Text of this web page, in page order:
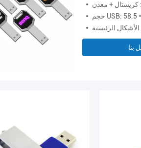
كريستال + معدن
الأشكال الرئيسية
بنا